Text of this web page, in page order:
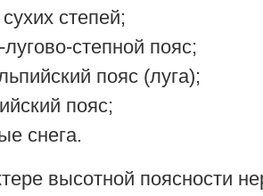
степей;
степной пояс;
пояс (луга);
пояс;
снега.
высотной поясности